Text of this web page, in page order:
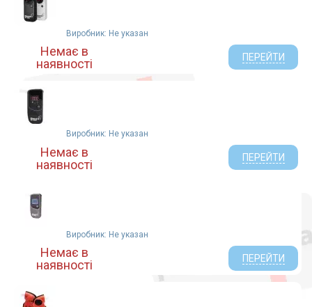
Виробник: Не указан
Немає в
наявності
ПЕРЕЙТИ
Виробник: Не указан
Немає в
наявності
ПЕРЕЙТИ
Виробник: Не указан
Немає в
наявності
ПЕРЕЙТИ